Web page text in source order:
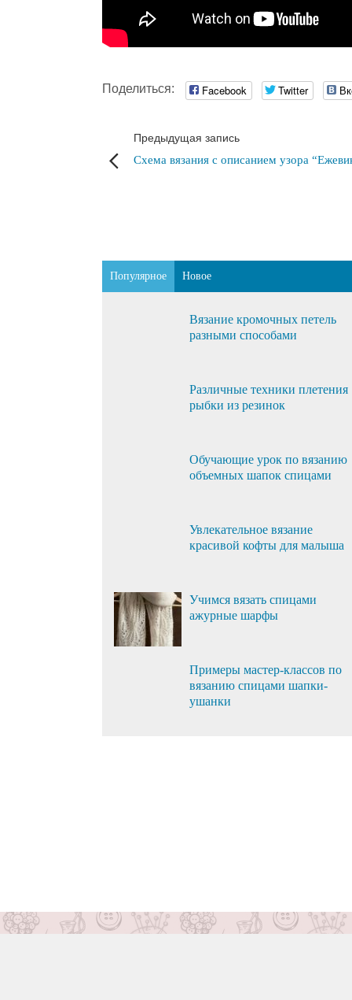
Поделиться: Facebook Twitter
Предыдущая запись
Схема вязания с описанием узора
Популярное Новое
Вязание кромочных петель
разными способами
Различные техники плетения
рыбки из резинок
Обучающие урок по вязанию
объемных шапок спицами
Увлекательное вязание
красивой кофты для малыша
Учимся вязать спицами
ажурные шарфы
Примеры мастер-классов по
вязанию спицами шапки-
ушанки